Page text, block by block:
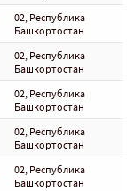
02, Республика
Башкортостан
02, Республика
Башкортостан
02, Республика
Башкортостан
02, Республика
Башкортостан
02, Республика
Башкортостан